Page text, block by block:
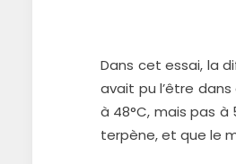
Dans cet essai, la
avait pu l’être
à 48°C, mais pas à
terpène, et que le